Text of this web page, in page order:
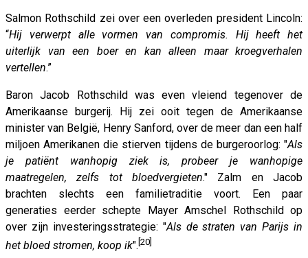
Salmon Rothschild zei over een overleden president Lincoln:
“Hij verwerpt alle vormen van compromis. Hij heeft het
uiterlijk van een boer en kan alleen maar kroegverhalen
vertellen.”
Baron Jacob Rothschild was even vleiend tegenover de
Amerikaanse burgerij. Hij zei ooit tegen de Amerikaanse
minister van België, Henry Sanford, over de meer dan een half
miljoen Amerikanen die stierven tijdens de burgeroorlog: "Als
je patiënt wanhopig ziek is, probeer je wanhopige
maatregelen, zelfs tot bloedvergieten." Zalm en Jacob
brachten slechts een familietraditie voort. Een paar
generaties eerder schepte Mayer Amschel Rothschild op
over zijn investeringsstrategie: "Als de straten van Parijs in
het bloed stromen, koop ik". [20]